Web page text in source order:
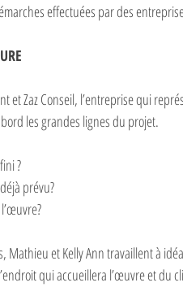
effectuées par des
et Zaz Conseil, l’entreprise qui
les grandes lignes du projet.
?
prévu?
Mathieu et Kelly Ann travaillent à
qui accueillera l’œuvre et du